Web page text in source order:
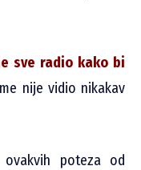
sve radio kako bi
nije vidio nikakav
poteza od